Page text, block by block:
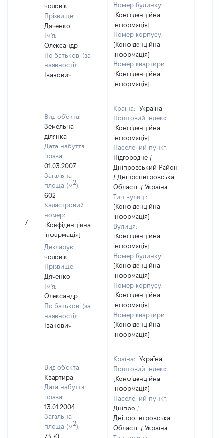
чоловік
Прізвище:
Дяченко
Ім'я:
Олександр
По батькові (за
наявності):
Іванович
Номер будинку:
[Конфіденційна
інформація]
Номер корпусу:
[Конфіденційна
інформація]
Номер квартири:
[Конфіденційна
інформація]
7
Вид об'єкта:
Земельна
ділянка
Дата набуття
права:
01.03.2007
Загальна
площа (м2):
602
Кадастровий
номер:
[Конфіденційна
інформація]
Декларує:
чоловік
Прізвище:
Дяченко
Ім'я:
Олександр
По батькові (за
наявності):
Іванович
Країна:
Україна
Поштовий індекс:
[Конфіденційна
інформація]
Населений пункт:
Підгородне /
Дніпровський Район
/ Дніпропетровська
Область / Україна
Тип вулиці:
[Конфіденційна
інформація]
Вулиця:
[Конфіденційна
інформація]
Номер будинку:
[Конфіденційна
інформація]
Номер корпусу:
[Конфіденційна
інформація]
Номер квартири:
[Конфіденційна
інформація]
Вид об'єкта:
Квартира
Дата набуття
права:
13.01.2004
Загальна
площа (м2):
73,70
Країна:
Україна
Поштовий індекс:
[Конфіденційна
інформація]
Населений пункт:
Дніпро /
Дніпропетровська
Область / Україна